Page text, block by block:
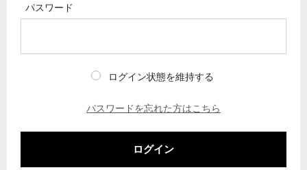
パスワード
ログイン状態を維持する
パスワードを忘れた方はこちら
ログイン